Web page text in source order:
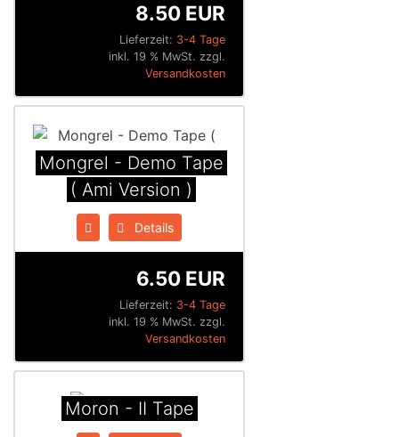
Lieferzeit: 3-4 Tage
8.50 EUR
inkl. 19 % MwSt. zzgl.
Versandkosten
Mongrel - Demo Tape
( Ami Version )
Details
Lieferzeit: 3-4 Tage
6.50 EUR
inkl. 19 % MwSt. zzgl.
Versandkosten
Moron - II Tape